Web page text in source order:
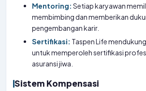
Mentoring: Setiap karyawan
membimbing dan memberikan
pengembangan karir.
Sertifikasi: Taspen Life
untuk memperoleh sertifikasi
asuransi jiwa.
Sistem Kompensasi